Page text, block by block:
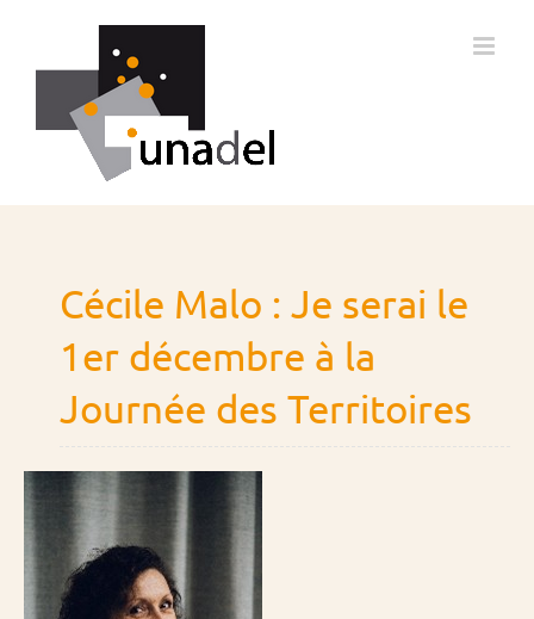
contenu
Cécile Malo : Je serai le
1er décembre à la
Journée des Territoires